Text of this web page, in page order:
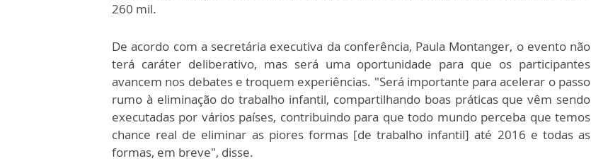
260 mil.
De acordo com a secretária executiva da conferência, Paula Montanger, o evento não
terá caráter deliberativo, mas será uma oportunidade para que os participantes
avancem nos debates e troquem experiências. "Será importante para acelerar o passo
rumo à eliminação do trabalho infantil, compartilhando boas práticas que vêm sendo
executadas por vários países, contribuindo para que todo mundo perceba que temos
chance real de eliminar as piores formas [de trabalho infantil] até 2016 e todas as
formas, em breve", disse.